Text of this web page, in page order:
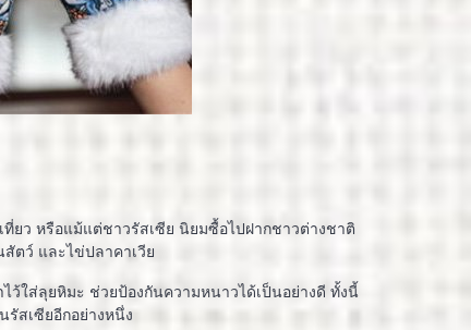
ยว หรือแม้แต่ชาวรัสเซีย นิยมซื้อไปฝากชาวต่างชาติ
ตว์ และไข่ปลาคาเวีย
ว้ใส่ลุยหิมะ ช่วยป้องกันความหนาวได้เป็นอย่างดี ทั้งนี้
สเซียอีกอย่างหนึ่ง